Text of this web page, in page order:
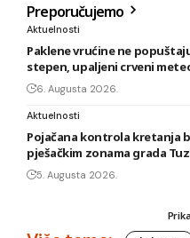
Preporučujemo
Aktuelnosti
Paklene vrućine ne
stepen, upaljeni crveni
6. Augusta 2026.
Aktuelnosti
Pojačana kontrola kretanja
pješačkim zonama grada
5. Augusta 2026.